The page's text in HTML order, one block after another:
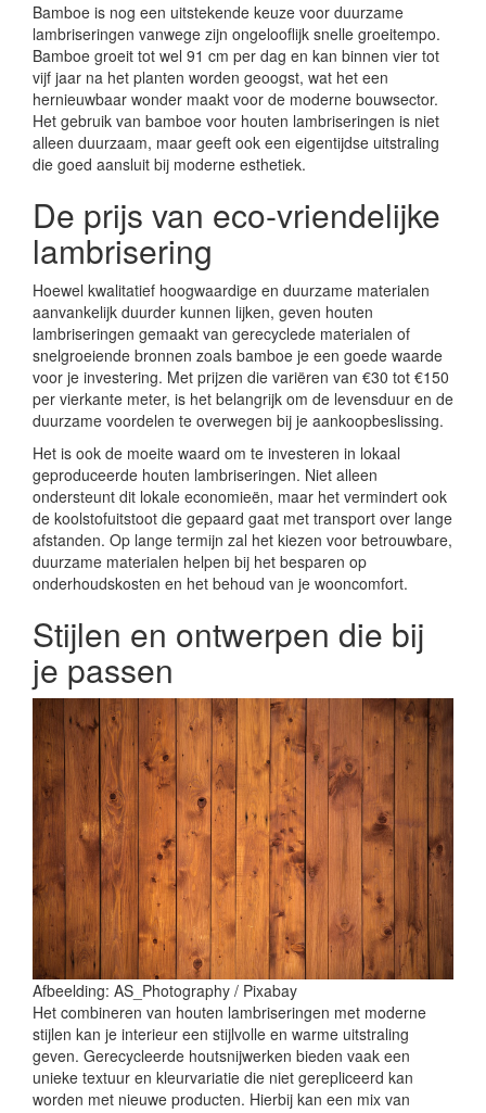
Bamboe is nog een uitstekende keuze voor duurzame
lambriseringen vanwege zijn ongelooflijk snelle groeitempo.
Bamboe groeit tot wel 91 cm per dag en kan binnen vier tot
vijf jaar na het planten worden geoogst, wat het een
hernieuwbaar wonder maakt voor de moderne bouwsector.
Het gebruik van bamboe voor houten lambriseringen is niet
alleen duurzaam, maar geeft ook een eigentijdse uitstraling
die goed aansluit bij moderne esthetiek.
De prijs van eco-vriendelijke
lambrisering
Hoewel kwalitatief hoogwaardige en duurzame materialen
aanvankelijk duurder kunnen lijken, geven houten
lambriseringen gemaakt van gerecyclede materialen of
snelgroeiende bronnen zoals bamboe je een goede waarde
voor je investering. Met prijzen die variëren van €30 tot €150
per vierkante meter, is het belangrijk om de levensduur en de
duurzame voordelen te overwegen bij je aankoopbeslissing.
Het is ook de moeite waard om te investeren in lokaal
geproduceerde houten lambriseringen. Niet alleen
ondersteunt dit lokale economieën, maar het vermindert ook
de koolstofuitstoot die gepaard gaat met transport over lange
afstanden. Op lange termijn zal het kiezen voor betrouwbare,
duurzame materialen helpen bij het besparen op
onderhoudskosten en het behoud van je wooncomfort.
Stijlen en ontwerpen die bij
je passen
Afbeelding: AS_Photography / Pixabay
Het combineren van houten lambriseringen met moderne
stijlen kan je interieur een stijlvolle en warme uitstraling
geven. Gerecycleerde houtsnijwerken bieden vaak een
unieke textuur en kleurvariatie die niet gerepliceerd kan
worden met nieuwe producten. Hierbij kan een mix van